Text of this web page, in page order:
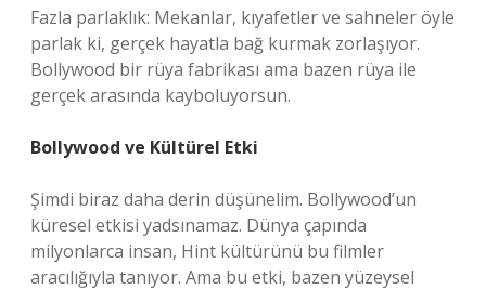
Fazla parlaklık: Mekanlar, kıyafetler ve sahneler öyle
parlak ki, gerçek hayatla bağ kurmak zorlaşıyor.
Bollywood bir rüya fabrikası ama bazen rüya ile
gerçek arasında kayboluyorsun.
Bollywood ve Kültürel Etki
Şimdi biraz daha derin düşünelim. Bollywood’un
küresel etkisi yadsınamaz. Dünya çapında
milyonlarca insan, Hint kültürünü bu filmler
aracılığıyla tanıyor. Ama bu etki, bazen yüzeysel